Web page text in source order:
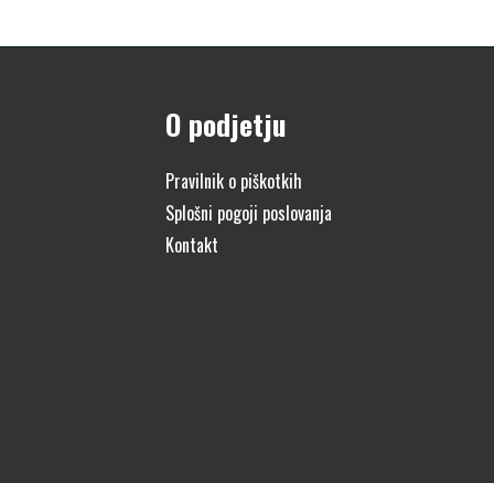
O podjetju
Pravilnik o piškotkih
Splošni pogoji poslovanja
Kontakt